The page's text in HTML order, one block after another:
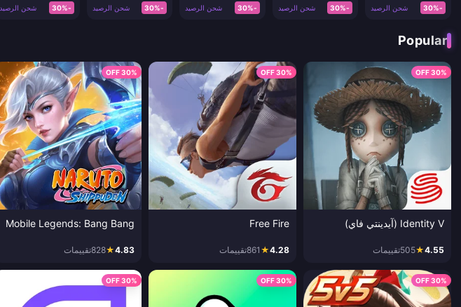
-30% شحن الرصيد -30% شحن الرصيد -30% شحن الرصيد
-30%
شحن الرصيد -30% شحن الرصيد
Popular
30% OFF
Identity V (آيدينتي فاي)
4.55
★
505تقييمات
30% OFF
Free Fire
4.28
★
861تقييمات
30% OFF
Mobile Legends: Bang Bang
4.83
★
828تقييمات
30% OFF
30% OFF
30% OFF